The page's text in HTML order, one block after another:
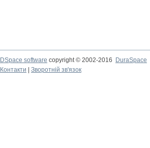
DSpace software copyright © 2002-2016
DuraSpace
Контакти
Зворотній зв'язок